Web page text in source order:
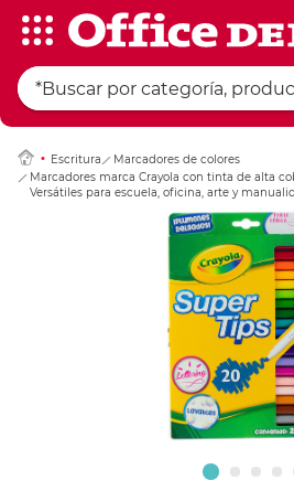
Escritura
Marcadores de colores
Marcadores marca Crayola con tinta de alta
Versátiles para escuela, oficina, arte y